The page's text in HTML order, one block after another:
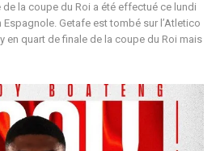
la coupe du Roi a été effectué ce lundi
Getafe est tombé sur l’Atletico
en quart de finale de la coupe du Roi mais